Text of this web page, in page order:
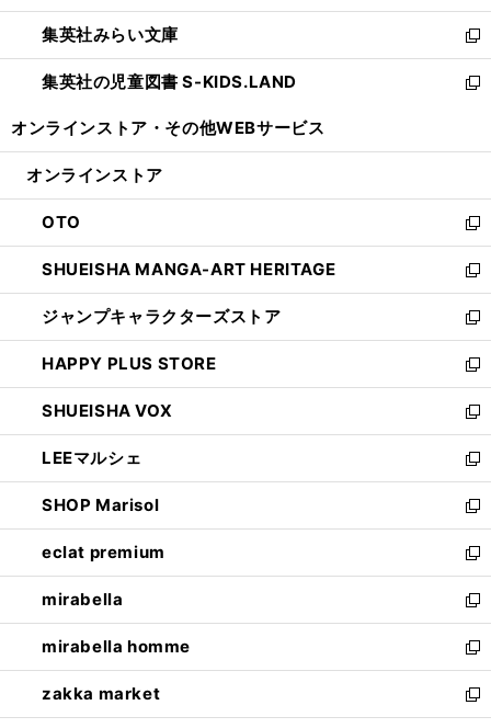
開
く
ウ
で
開
く
ン
ド
ウ
で
ウ
ィ
ン
ド
開
集英社みらい文庫
新
し
い
ン
ウ
で
開
く
集英社の児童図書 S-KIDS.LAND
新
ウ
ン
ド
ウ
で
開
く
オンラインストア・ その他WEBサービス
オンラインストア
OTO
新
し
い
ウ
ィ
ン
ド
ウ
で
開
く
SHUEISHA MANGA-ART HERITAGE
新
し
い
ウ
ィ
ン
ド
ウ
で
開
く
ジャンプキャラクターズストア
新
し
い
ウ
ィ
ン
ド
ウ
で
開
く
HAPPY PLUS STORE
新
し
い
ウ
ィ
ン
ド
ウ
で
開
く
SHUEISHA VOX
新
し
い
ウ
ィ
ン
ド
ウ
で
開
く
LEEマルシェ
新
し
い
ウ
ィ
ン
ド
ウ
で
開
く
SHOP Marisol
新
し
い
ウ
ィ
ン
ド
ウ
で
開
eclat premium
新
し
い
ウ
ィ
ン
ド
ウ
mirabella
新
し
い
ウ
ィ
ン
mirabella homme
新
し
い
ウ
zakka market
新
し